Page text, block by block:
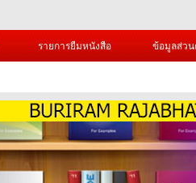
รายการยืมหนังสือ ข้อมูลส่ว